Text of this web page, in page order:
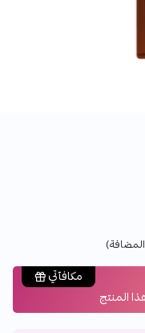
مكافآتي
المنتج